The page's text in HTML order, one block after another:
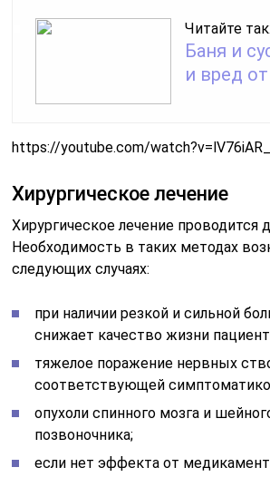
Читайте
Баня и
и вред
https://youtube.com/
Хирургическое лечение
Хирургическое лечение проводится
Необходимость в таких методах
следующих случаях:
при наличии резкой и сильной
снижает качество жизни
тяжелое поражение нервных
соответствующей
опухоли спинного мозга и
позвоночника;
если нет эффекта от